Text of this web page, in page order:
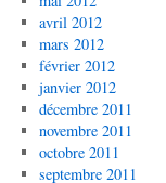
avril 2012
mars 2012
février 2012
janvier 2012
décembre 2011
novembre 2011
octobre 2011
septembre 2011